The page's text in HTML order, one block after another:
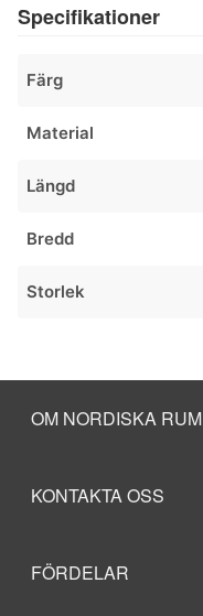
Specifikationer
Färg
Material
Längd
Bredd
Storlek
OM NORDISKA RUM
KONTAKTA OSS
FÖRDELAR